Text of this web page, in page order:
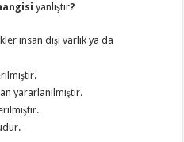
yanlıştır?
insan dışı varlık ya da
yararlanılmıştır.